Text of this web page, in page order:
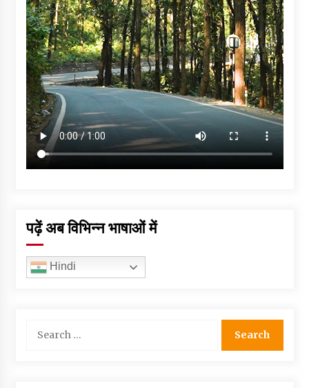
पढ़ें अब विभिन्न भाषाओं में
Hindi
for: